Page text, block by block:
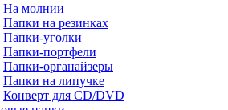
На молнии
Папки на резинках
Папки-уголки
Папки-портфели
Папки-органайзеры
Папки на липучке
Конверт для CD/DVD